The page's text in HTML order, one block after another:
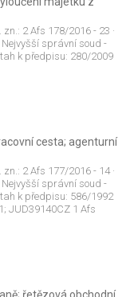
zn.: 2 Afs 178/2016 - 23 ·
Nejvyšší správní soud -
k předpisu: 280/2009
cesta; agenturní
zn.: 2 Afs 177/2016 - 14·
Nejvyšší správní soud -
k předpisu: 586/1992
JUD39140CZ 1 Afs